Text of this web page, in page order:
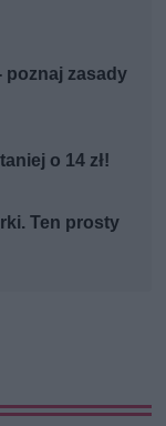
poznaj zasady
o 14 zł!
Ten prosty